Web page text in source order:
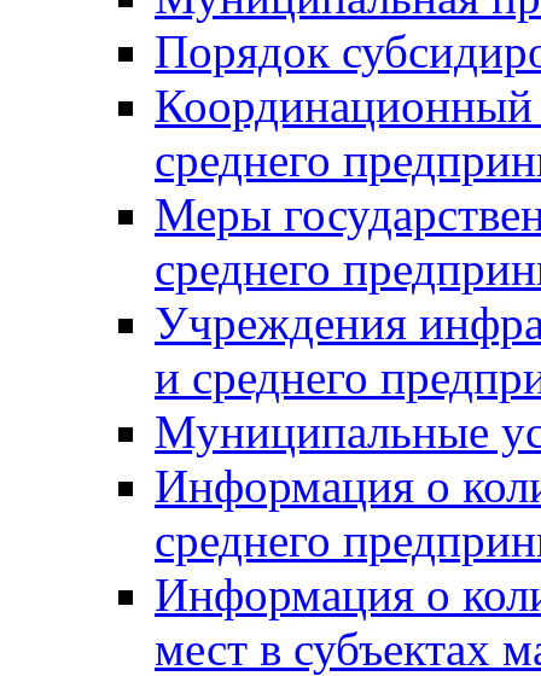
Порядок
Координационный
среднего
Меры
среднего
Учреждения
и среднего
Муниципальные
Информация о
среднего
Информация о
мест в субъектах